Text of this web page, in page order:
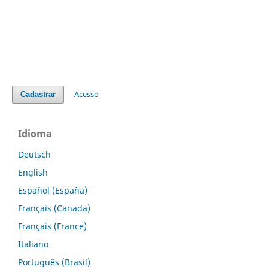
Cadastrar Acesso
Idioma
Deutsch
English
Español (España)
Français (Canada)
Français (France)
Italiano
Português (Brasil)